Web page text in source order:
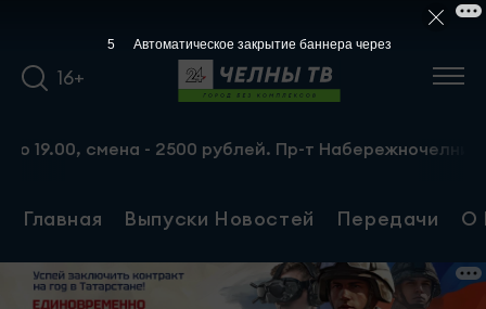
16+
смена - 2500 рублей. Пр-т Набережночелнинский,
Главная Выпуски Новостей Передачи О
5 Автоматическое закрытие баннера через